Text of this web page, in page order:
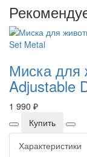
Миска для
Adjustable
1 990 ₽
Купить
Характеристики